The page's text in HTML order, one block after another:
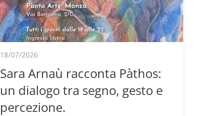
18/07/2026
Sara Arnaù racconta Pàthos:
un dialogo tra segno, gesto e
percezione.